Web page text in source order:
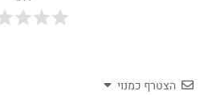
הצטרף כמנוי